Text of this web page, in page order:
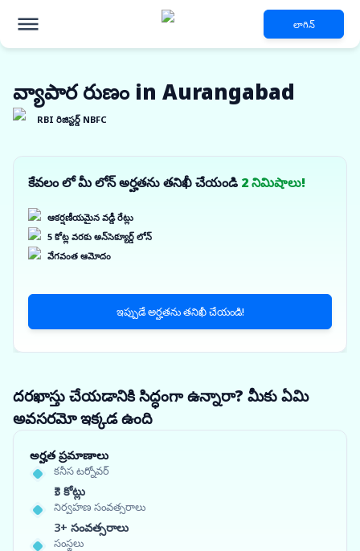
లాగిన్
వ్యాపార రుణం in Aurangabad
RBI రిజిస్టర్డ్ NBFC
కేవలం లో మీ లోన్ అర్హతను తనిఖీ చేయండి 2 నిమిషాలు!
ఆకర్షణీయమైన వడ్డీ రేట్లు
5 కోట్ల వరకు అన్‌సెక్యూర్డ్ లోన్
వేగవంత ఆమోదం
ఇప్పుడే అర్హతను తనిఖీ చేయండి!
దరఖాస్తు చేయడానికి సిద్ధంగా ఉన్నారా? మీకు ఏమి
అవసరమో ఇక్కడ ఉంది
అర్హత ప్రమాణాలు
కనీస టర్నోవర్
₹3 కోట్లు
నిర్వహణ సంవత్సరాలు
3+ సంవత్సరాలు
సంస్థలు